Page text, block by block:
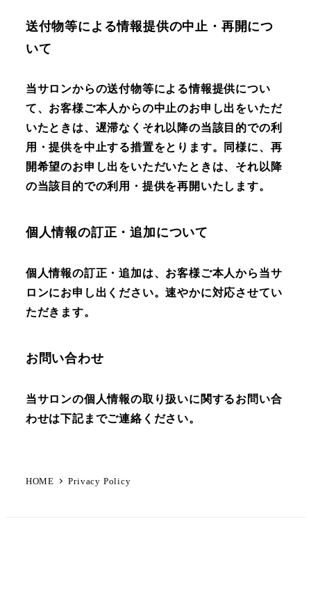
送付物等による情報提供の中止・再開につ
いて
当サロンからの送付物等による情報提供につい
て、お客様ご本人からの中止のお申し出をいただ
いたときは、遅滞なくそれ以降の当該目的での利
用・提供を中止する措置をとります。同様に、再
開希望のお申し出をいただいたときは、それ以降
の当該目的での利用・提供を再開いたします。
個人情報の訂正・追加について
個人情報の訂正・追加は、お客様ご本人から当サ
ロンにお申し出ください。速やかに対応させてい
ただきます。
お問い合わせ
当サロンの個人情報の取り扱いに関するお問い合
わせは下記までご連絡ください。
HOME Privacy Policy